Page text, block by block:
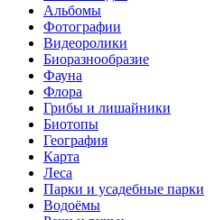
Альбомы
Фотографии
Видеоролики
Биоразнообразие
Фауна
Флора
Грибы и лишайники
Биотопы
География
Карта
Леса
Парки и усадебные парки
Водоёмы